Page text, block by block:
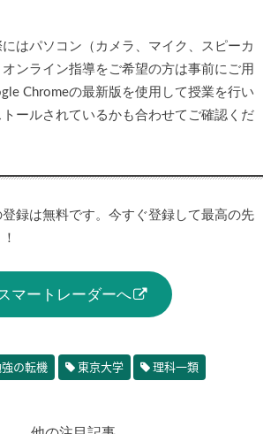
はパソコン（カメラ、マイク、スピーカ
ンライン指導をご希望の方は事前にご用
Chromeの最新版を使用して授業を行い
ールされているかも合わせてご確認くだ
録は無料です。今すぐ登録して最高の先
スマートレーダーへ
の転機 東京大学 理科一類